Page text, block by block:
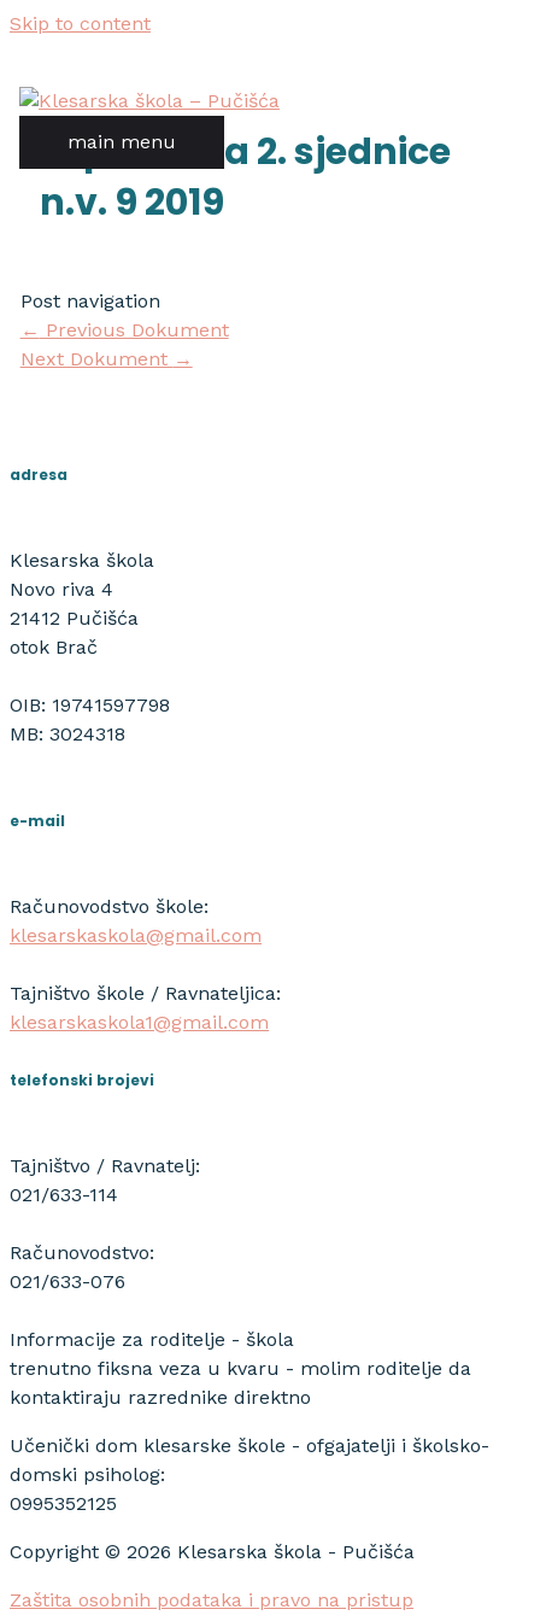
Skip to content
main menu
zapisnik sa 2. sjednice
n.v. 9 2019
Post navigation
← Previous Dokument
Next Dokument →
adresa
Klesarska škola
Novo riva 4
21412 Pučišća
otok Brač
OIB: 19741597798
MB: 3024318
e-mail
Računovodstvo škole:
klesarskaskola@gmail.com
Tajništvo škole / Ravnateljica:
klesarskaskola1@gmail.com
telefonski brojevi
Tajništvo / Ravnatelj:
021/633-114
Računovodstvo:
021/633-076
Informacije za roditelje - škola
trenutno fiksna veza u kvaru - molim roditelje da
kontaktiraju razrednike direktno
Učenički dom klesarske škole - ofgajatelji i školsko-
domski psiholog:
0995352125
Copyright © 2026 Klesarska škola - Pučišća
Zaštita osobnih podataka i pravo na pristup